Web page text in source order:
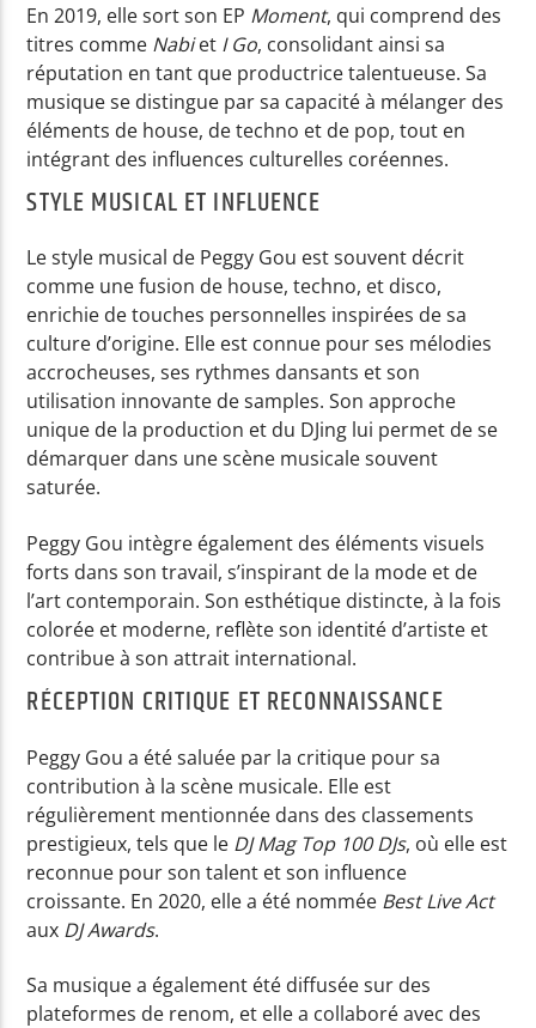
En 2019, elle sort son EP Moment, qui comprend des
titres comme Nabiet I Go, consolidant ainsi sa
réputation en tant que productrice talentueuse. Sa
musique se distingue par sa capacité à mélanger des
éléments de house, de techno et de pop, tout en
intégrant des influences culturelles coréennes.
STYLE MUSICAL ET INFLUENCE
Le style musical de Peggy Gou est souvent décrit
comme une fusion de house, techno, et disco,
enrichie de touches personnelles inspirées de sa
culture d’origine. Elle est connue pour ses mélodies
accrocheuses, ses rythmes dansants et son
utilisation innovante de samples. Son approche
unique de la production et du DJing lui permet de se
démarquer dans une scène musicale souvent
saturée.
Peggy Gou intègre également des éléments visuels
forts dans son travail, s’inspirant de la mode et de
l’art contemporain. Son esthétique distincte, à la fois
colorée et moderne, reflète son identité d’artiste et
contribue à son attrait international.
RÉCEPTION CRITIQUE ET RECONNAISSANCE
Peggy Gou a été saluée par la critique pour sa
contribution à la scène musicale. Elle est
régulièrement mentionnée dans des classements
prestigieux, tels que le DJ Mag Top 100 DJs, où elle est
reconnue pour son talent et son influence
croissante. En 2020, elle a été nommée Best Live Act
aux DJ Awards.
Sa musique a également été diffusée sur des
plateformes de renom, et elle a collaboré avec des